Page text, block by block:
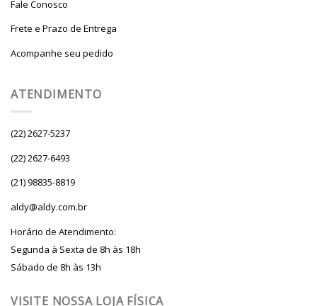
Fale Conosco
Frete e Prazo de Entrega
Acompanhe seu pedido
ATENDIMENTO
(22) 2627-5237
(22) 2627-6493
(21) 98835-8819
aldy@aldy.com.br
Horário de Atendimento:
Segunda à Sexta de 8h às 18h
Sábado de 8h às 13h
VISITE NOSSA LOJA FÍSICA